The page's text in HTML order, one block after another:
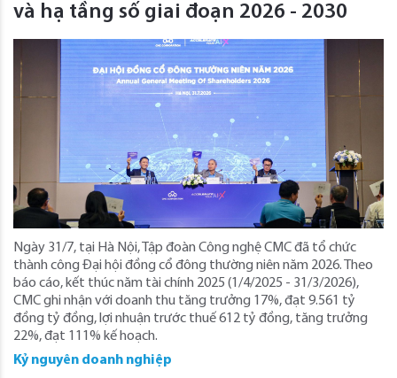
và hạ tầng số giai đoạn 2026 - 2030
Ngày 31/7, tại Hà Nội, Tập đoàn Công nghệ CMC đã tổ chức
thành công Đại hội đồng cổ đông thường niên năm 2026. Theo
báo cáo, kết thúc năm tài chính 2025 (1/4/2025 - 31/3/2026),
CMC ghi nhận với doanh thu tăng trưởng 17%, đạt 9.561 tỷ
đồng tỷ đồng, lợi nhuận trước thuế 612 tỷ đồng, tăng trưởng
22%, đạt 111% kế hoạch.
Kỷ nguyên doanh nghiệp